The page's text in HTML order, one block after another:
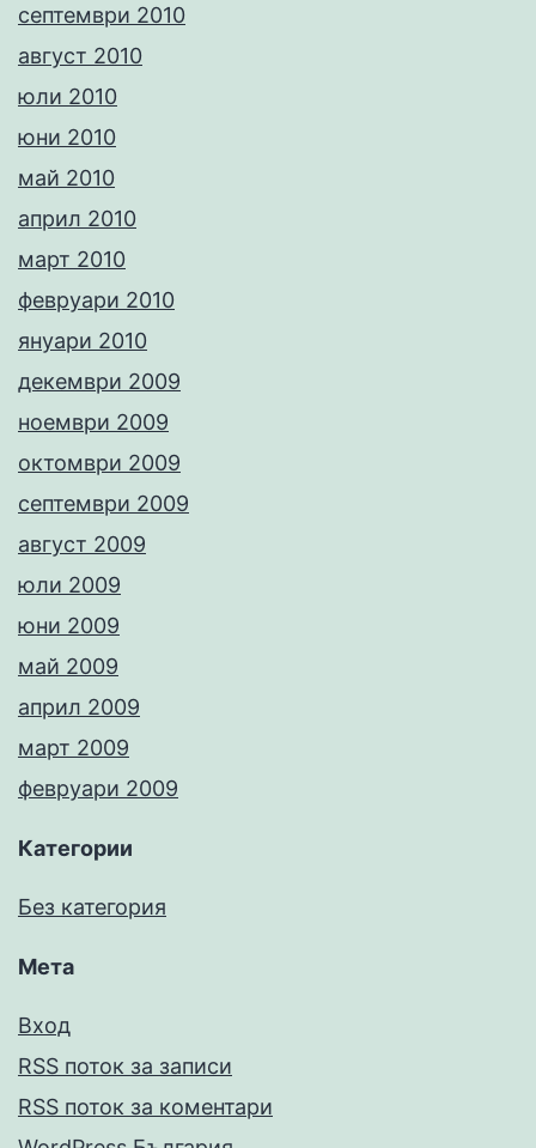
септември 2010
август 2010
юли 2010
юни 2010
май 2010
април 2010
март 2010
февруари 2010
януари 2010
декември 2009
ноември 2009
октомври 2009
септември 2009
август 2009
юли 2009
юни 2009
май 2009
април 2009
март 2009
февруари 2009
Категории
Без категория
Мета
Вход
RSS поток за записи
RSS поток за коментари